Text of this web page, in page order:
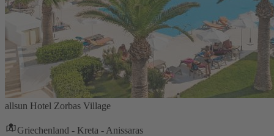
allsun Hotel Zorbas Village
Griechenland - Kreta - Anissaras